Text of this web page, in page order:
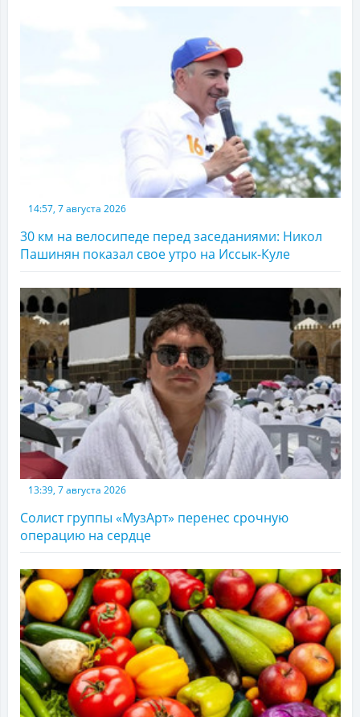
14:57, 7 августа 2026
30 км на велосипеде перед заседаниями: Никол
Пашинян показал свое утро на Иссык-Куле
13:39, 7 августа 2026
Солист группы «МузАрт» перенес срочную
операцию на сердце